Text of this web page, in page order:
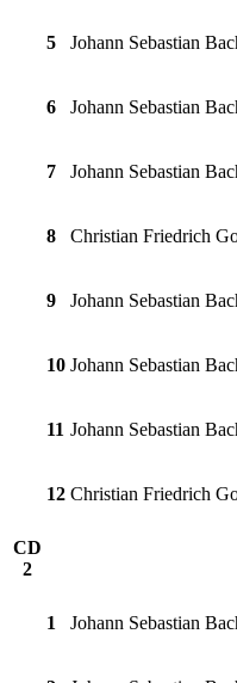
5 Johann Sebastian
6 Johann Sebastian
7 Johann Sebastian
8 Christian Friedrich
9 Johann Sebastian
10 Johann Sebastian
11 Johann Sebastian
12 Christian Friedrich
CD
2
1 Johann Sebastian